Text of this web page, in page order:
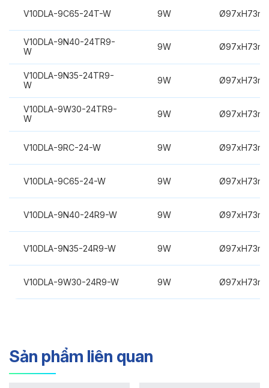
V10DLA-9C65-24T-W 9W
V10DLA-9N40-24TR9-
W
9W
V10DLA-9N35-24TR9-
W
9W
V10DLA-9W30-24TR9-
W
9W
V10DLA-9RC-24-W 9W
V10DLA-9C65-24-W 9W
V10DLA-9N40-24R9-W 9W
V10DLA-9N35-24R9-W 9W
V10DLA-9W30-24R9-W 9W
Sản phẩm liên quan